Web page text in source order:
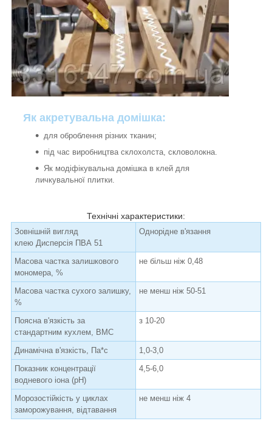
Як акретувальна домішка:
для оброблення різних тканин;
під час виробництва склохолста, скловолокна.
Як модіфікувальна домішка в клей для
личкувальної плитки.
Технічні характеристики:
Зовнішній вигляд
клею Дисперсія ПВА 51
Однорідне в'язання
Масова частка залишкового
мономера, %
не більш ніж 0,48
Масова частка сухого залишку,
%
не менш ніж 50-51
Поясна в'язкість за
стандартним кухлем, ВМС
з 10-20
Динамічна в'язкість, Па*с
1,0-3,0
Показник концентрації
водневого іона (рН)
4,5-6,0
Морозостійкість у циклах
заморожування, відтавання
не менш ніж 4